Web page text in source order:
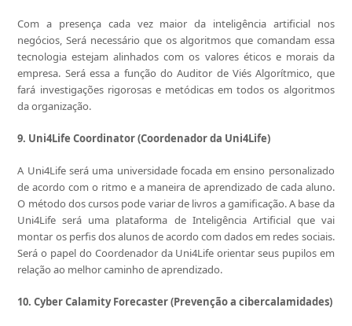
Com a presença cada vez maior da inteligência artificial nos
negócios, Será necessário que os algoritmos que comandam essa
tecnologia estejam alinhados com os valores éticos e morais da
empresa. Será essa a função do Auditor de Viés Algorítmico, que
fará investigações rigorosas e metódicas em todos os algoritmos
da organização.
9. Uni4Life Coordinator (Coordenador da Uni4Life)
A Uni4Life será uma universidade focada em ensino personalizado
de acordo com o ritmo e a maneira de aprendizado de cada aluno.
O método dos cursos pode variar de livros a gamificação. A base da
Uni4Life será uma plataforma de Inteligência Artificial que vai
montar os perfis dos alunos de acordo com dados em redes sociais.
Será o papel do Coordenador da Uni4Life orientar seus pupilos em
relação ao melhor caminho de aprendizado.
10. Cyber Calamity Forecaster (Prevenção a cibercalamidades)